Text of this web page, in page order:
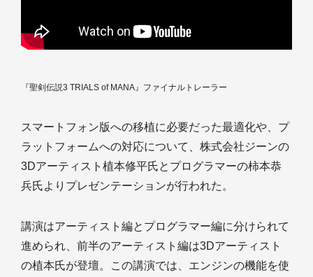
『聖剣伝説3 TRIALS of MANA』ファイナルトレーラー
スマートフォン版への移植に必要だった最適化や、プ
ラットフォームへの対応について、株式会社ジーンの
3Dアーティスト植本修平氏とプログラマーの柿本恭
兵氏よりプレゼンテーションが行われた。
講演はアーティスト編とプログラマー編に分けられて
進められ、前半のアーティスト編は3Dアーティスト
の植本氏が登壇。この講演では、エンジンの機能を使